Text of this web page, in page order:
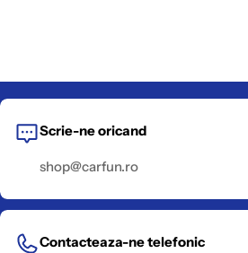
Scrie-ne oricand
shop@carfun.ro
Contacteaza-ne telefonic